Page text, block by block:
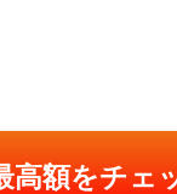
高額をチェ